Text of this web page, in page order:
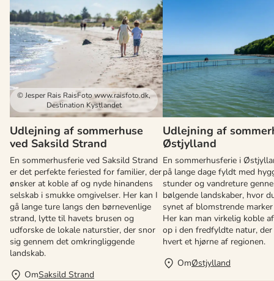
Udlejning af sommerhuse
ved Saksild Strand
En sommerhusferie ved Saksild Strand
er det perfekte feriested for familier, der
ønsker at koble af og nyde hinandens
selskab i smukke omgivelser. Her kan I
gå lange ture langs den børnevenlige
strand, lytte til havets brusen og
udforske de lokale naturstier, der snor
sig gennem det omkringliggende
landskab.
© Jesper Rais RaisFoto www.raisfoto.dk,
Destination Kystlandet
OmSaksild Strand
Udlejning af
Østjylland
En sommerhusferie i
på lange dage fyldt med
stunder og vandreture
bølgende landskaber, hvor
synet af blomstrende
Her kan man virkelig koble
op i den fredfyldte natur,
hvert et hjørne af regionen.
OmØstjylland